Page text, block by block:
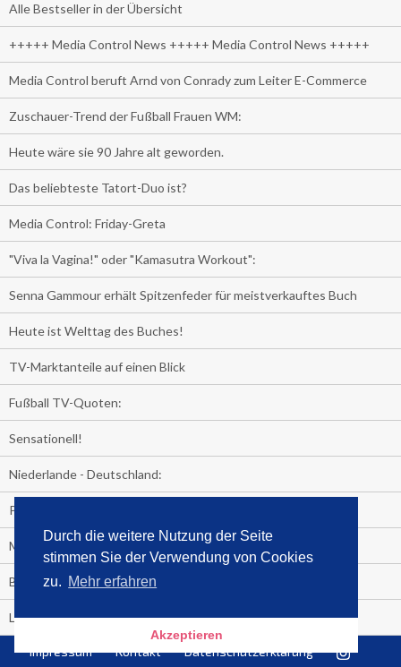
Durch die weitere Nutzung der Seite
stimmen Sie der Verwendung von Cookies
zu. Mehr erfahren
Akzeptieren
Alle Bestseller in der Übersicht
+++++ Media Control News +++++ Media Control News +++++
Media Control beruft Arnd von Conrady zum Leiter E-Commerce
Zuschauer-Trend der Fußball Frauen WM:
Heute wäre sie 90 Jahre alt geworden.
Das beliebteste Tatort-Duo ist?
Media Control: Friday-Greta
"Viva la Vagina!" oder "Kamasutra Workout":
Senna Gammour erhält Spitzenfeder für meistverkauftes Buch
Heute ist Welttag des Buches!
TV-Marktanteile auf einen Blick
Fußball TV-Quoten:
Sensationell!
Niederlande - Deutschland:
PRESSEMITTEILUNG
Media Control eBook-Panel
BIATHLON-WM im TV
Lagerfelds N°5
Wer schaut täglich fast sieben Stunden Fernsehen?
Impressum Kontakt Datenschutzerklärung